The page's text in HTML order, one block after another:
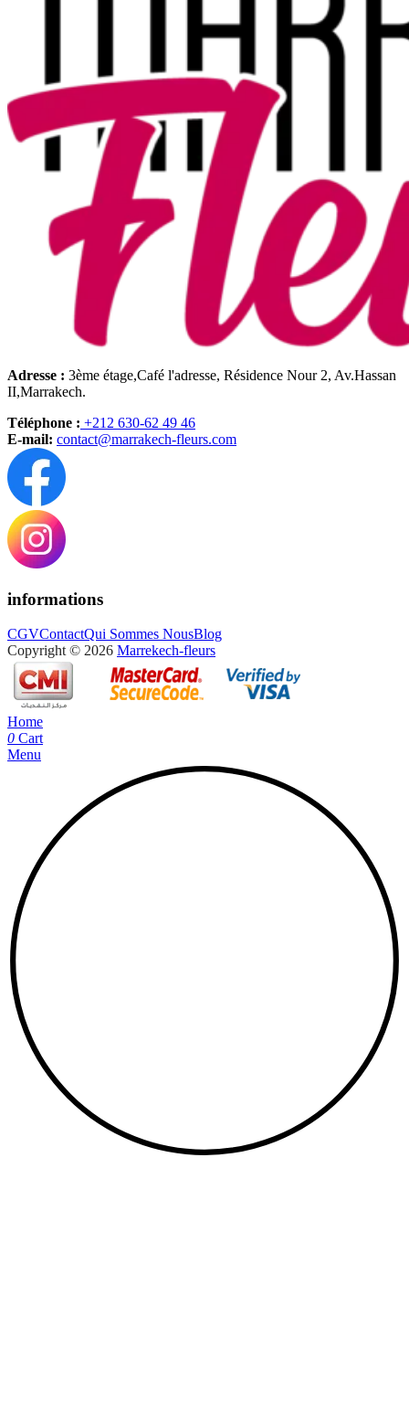
Adresse : 3ème étage,Café l'adresse, Résidence Nour 2, Av.Hassan
II,Marrakech.
Téléphone : +212 630-62 49 46
E-mail: contact@marrakech-fleurs.com
informations
CGVContactQui Sommes NousBlog
Copyright © 2026 Marrekech-fleurs
Home
0 Cart
Menu